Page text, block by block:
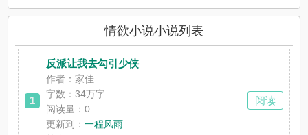
情欲小说小说列表
1
反派让我去勾引少侠
作者：家佳
字数：34万字
阅读量：0
更新到：一程风雨
阅读